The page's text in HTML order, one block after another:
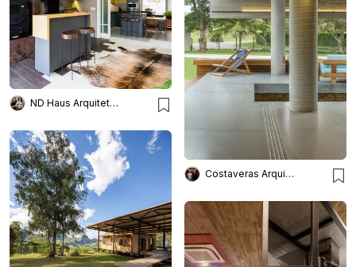
Costaveras Arquitetos
ND Haus Arquitetura